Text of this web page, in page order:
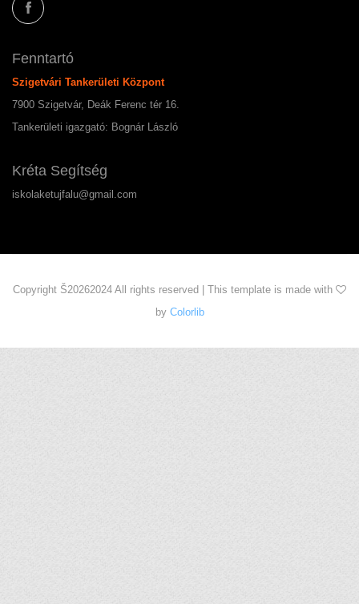
Fenntartó
Szigetvári Tankerületi Központ
7900 Szigetvár, Deák Ferenc tér 16.
Tankerületi igazgató: Bognár László
Kréta Segítség
iskolaketujfalu@gmail.com
Copyright Š20262024 All rights reserved | This template is made with
by Colorlib